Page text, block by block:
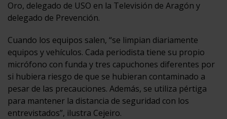
Oro, delegado de USO en la Televisión de Aragón y
delegado de Prevención.
Cuando los equipos salen, “se limpian diariamente
equipos y vehículos. Cada periodista tiene su propio
micrófono con funda y tres capuchones diferentes por
si hubiera riesgo de que se hubieran contaminado a
pesar de las precauciones. Además, se utiliza pértiga
para mantener la distancia de seguridad con los
entrevistados”, ilustra Cejeiro.